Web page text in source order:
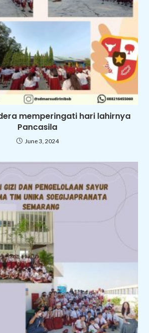
memperingati hari lahirnya
Pancasila
June 3, 2024